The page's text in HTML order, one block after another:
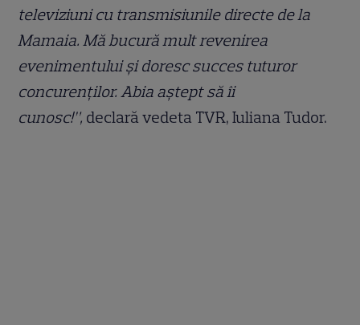
televiziuni cu transmisiunile directe de la
Mamaia. Mă bucură mult revenirea
evenimentului și doresc succes tuturor
concurenților. Abia aștept să îi
cunosc!”, declară vedeta TVR, Iuliana Tudor.